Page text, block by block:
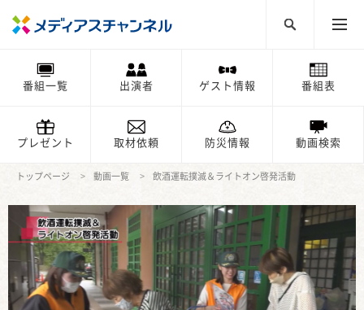
番組一覧 出演者 ゲスト情報 番組表
プレゼント 取材依頼 防災情報 動画検索
トップページ 動画一覧 飲酒運転撲滅＆ライトオン啓発活動